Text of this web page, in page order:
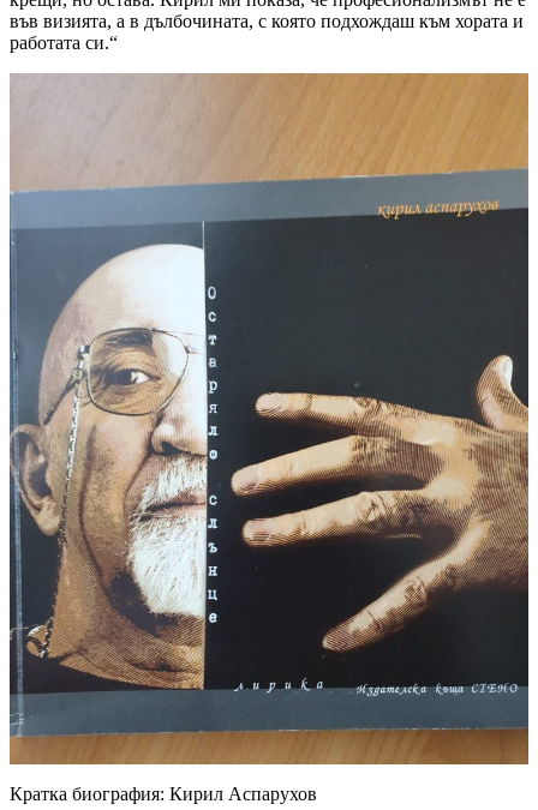
във визията, а в дълбочината, с която подхождаш към хората и
работата си.“
Кратка биография: Кирил Аспарухов